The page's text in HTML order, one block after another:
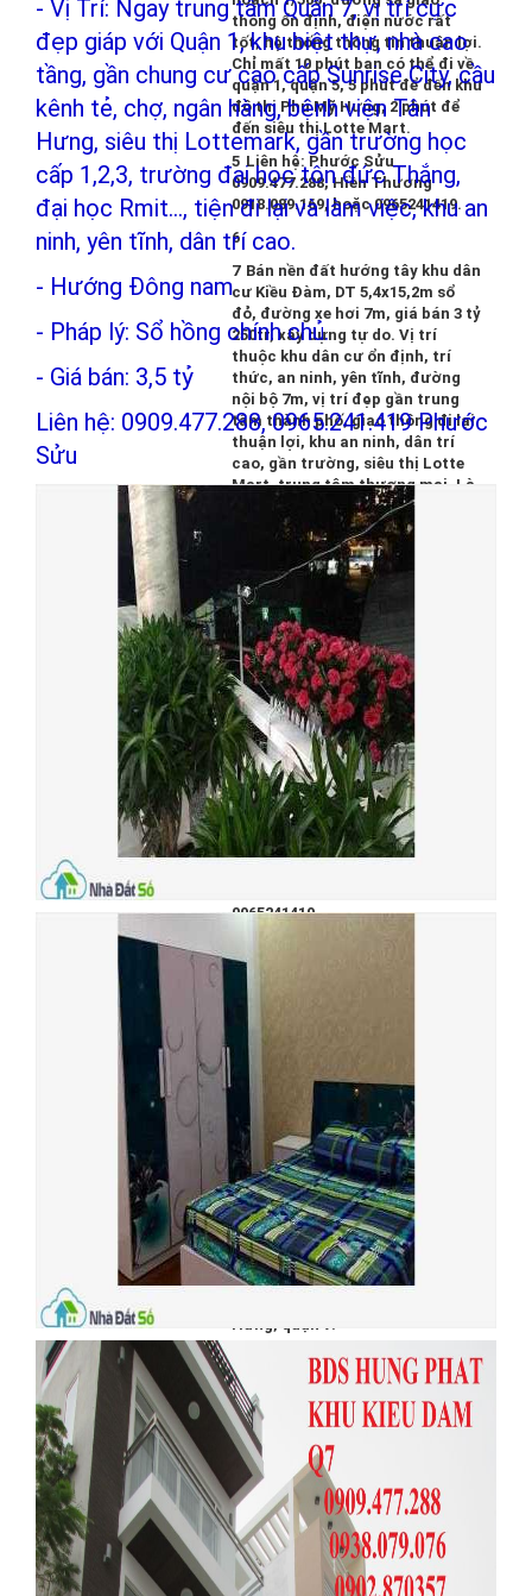
thông ổn định, điện nước rất
tốt, hệ thống thông tin thuận lợi.
Chỉ mất 10 phút bạn có thể đi về
quận 1, quận 5, 5 phút để đến khu
đô thị Phú Mỹ Hưng, 2 phút để
đến siêu thị Lotte Mart.
Liên hệ: Phước Sửu
0909.477.288, Hiền Thương
0918.089.169, hoặc 0965241419.
Bán nền đất hướng tây khu dân
cư Kiều Đàm, DT 5,4x15,2m sổ
đỏ, đường xe hơi 7m, giá bán 3 tỷ
250tr, xây dựng tự do. Vị trí
thuộc khu dân cư ổn định, trí
thức, an ninh, yên tĩnh, đường
nội bộ 7m, vị trí đẹp gần trung
tâm thành phố, giao thông đi lại
thuận lợi, khu an ninh, dân trí
cao, gần trường, siêu thị Lotte
Mart, trung tâm thương mại. Là
khu dân cư xây dựng tự do,
không ép xây theo quy cách, sổ
đỏ an toàn, xin giấy phép xây
dựng dễ dàng. Kiều Đàm là một
khu dân cư có phong thủy và địa
thế long mạch rất tốt, thích hợp
cho những người có ý định định
cư lâu dài. Khu Kiều Đàm không
ngập nước, không bị triều
cường, đã phê duyệt chi tiết quy
hoạch 1/500, đường sá giao
thông ổn định, điện nước rất
tốt, hệ thống thông tin thuận lợi.
Chỉ mất 10 phút bạn có thể đi về
quận 1, quận 5, 5 phút để đến khu
đô thị Phú Mỹ Hưng, 2 phút để
đến siêu thị Lotte Mart. Liên hệ:
0965241419.
Bán gấp đất khu Kiều Đàm,
p.Tân Hưng, q7, diện tích 5x19,5,
không bị lộ giới, vuông vức,
hướng Nam, nằm trong khu dân
cư dân trí cao, giao thông thuận
tiện đi về các quận, Sổ Đỏ sang
tên, giá 47tr/m2 Liên hệ: Phước
Sửu 0909.477.288, Hiền Thương
0918.089.169, hoặc 0965241419.
Hoặc click vào trang web để xem
chi tiết:
http://bandatquan7.com.vn
Cần bán đất khu Kiều Đàm,
Hưng, quận 7.
Diện tích đất: 4x16m. Giá: 2,7
tỷ
Vị trí đẹp thích hợp xây biệt
thự, khách sạn, kinh doanh văn
phòng,……
Khu Kiều Đàm nằm ngay trung
tâm quận 7, vị trí phong thủy
nhất quận 7 và tốt nhất quận 7.
Cạnh khu Him Lam Kênh Tẻ.
Giáp Trung Sơn gần Lotte Mart,
- Vị Trí: Ngay trung tâm Quận 7, vị trí cực
đẹp giáp với Quận 1, khu biệt thự, nhà cao
tầng, gần chung cư cao cấp Sunrise City, cầu
kênh tẻ, chợ, ngân hàng, bệnh viện Tân
Hưng, siêu thị Lottemark, gần trường học
cấp 1,2,3, trường đại học tôn đức Thắng,
đại học Rmit..., tiện đi lại và làm việc, khu an
ninh, yên tĩnh, dân trí cao.
- Hướng Đông nam
- Pháp lý: Sổ hồng chính chủ.
- Giá bán: 3,5 tỷ
Liên hệ: 0909.477.288, 0965.241.419 Phước
Sửu